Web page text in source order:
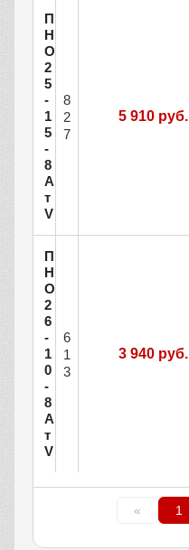
П
Н
О
2
5
-
1
5
-
8
А
т
V
8
2
7
5 910 руб.
П
Н
О
2
6
-
1
0
-
8
А
т
V
6
1
3
3 940 руб.
« 1